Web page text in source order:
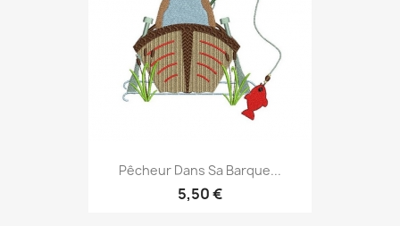
Pêcheur Dans Sa Barque...
5,50 €